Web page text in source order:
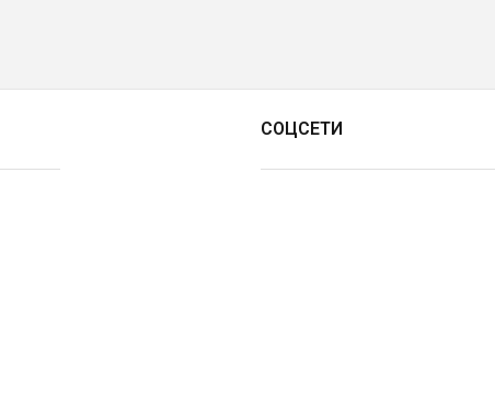
СОЦСЕТИ